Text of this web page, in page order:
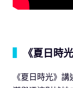
《夏日時
《夏日時光》